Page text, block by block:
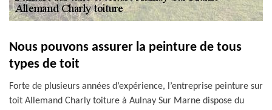
Nous pouvons assurer la peinture de tous
types de toit
Forte de plusieurs années d’expérience, l’entreprise peinture sur
toit Allemand Charly toiture à Aulnay Sur Marne dispose du